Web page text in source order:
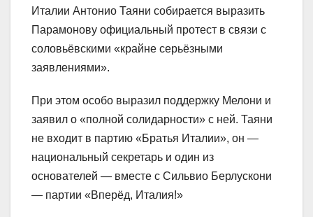
Италии Антонио Таяни собирается выразить
Парамонову официальный протест в связи с
соловьёвскими «крайне серьёзными
заявлениями».
При этом особо выразил поддержку Мелони и
заявил о «полной солидарности» с ней. Таяни
не входит в партию «Братья Италии», он —
национальный секретарь и один из
основателей — вместе с Сильвио Берлускони
— партии «Вперёд, Италия!»